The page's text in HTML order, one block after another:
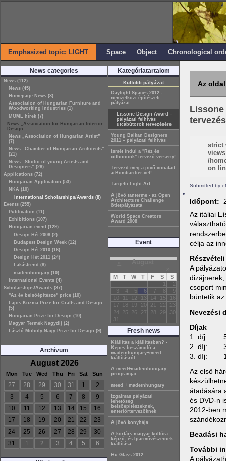
Emphasized topic: LIGHT Space Object Chronological
News categories
News (112)
News (45)
Homepage News (3)
Association of Hungarian Furniture and
Woodworking Industries (1)
MOME hírek (7)
News „Association for Hungarian Interior
Design”
News „Association of Hungarian Artist”
(7)
News „Chamber of Hungarian Architects”
(21)
News „Studio of young Artists and
Designers” (28)
Applications (72)
Hungarian Application (53)
NKA (10)
International Scholarships/Awards (8)
Events (255)
Publication (11)
Exhibitions (107)
Hungarian event (129)
Design Hét 2008 (2)
Budapest Design Week (12)
Design Hét 2010 (16)
Design Hét 2011 (24)
Lakástrend (8)
madeinhungary (10)
International Events (4)
Scholarships/Awards (37)
"Az év belsőépítésze" price (10)
Lajos Kozma Prize for Crafts and Design
(5)
Hungarian Prize for Design (10)
Magyar Termék Nagydíj (2)
László Moholy-Nagy Prize for Design (9)
Archívum
August 2026
Mon Tue Wed Thu Fri Sat Sun
27 28 29 30 31 1
2
3
4 5 6 7 8
9
10
11 12 13 14 15
16
17
18 19 20 21 22
23
24
25 26 27 28 29
30
31
1 2 3 4 5 6
Kategóriatartalom
Külföldi pályázat
Daylight Spaces 2012 -
nemzetközi építészeti
pályázat
Lissone Design Award -
pályázati felhívás
utcabútorok tervezésére
Young Balkan Designers
2011 – pályázati felhívás
Ismét indul a "Réz és
otthonunk" tervező verseny!
Tervezd meg a jövő vonatait
a Bombardier-vel!
Targetti Light Art
A jövő tanterme - az Open
Architecture Challenge
ötletpályázata
World Space Creators
Award 2008
Event
« August
M T W T F S
S
1
2
3
4 5 6 7 8
9
10
11 12 13 14 15
16
17
18 19 20 21 22
23
24
25 26 27 28 29
30
31
Fresh news
Kiállítás a kiállításban? -
Képes beszámoló a
madeinhungary+meed
kiállításról
A meed+madeinhungary
programjai
meed + madeinhungary
Izgalmas pályázati
lehetőség
belsőépítészeknek,
enteriőrtervezőknek
A jövő konyhája
A kortárs magyar kultúra
képző- és Iparművészeinek
kiállítása
Hu Glass 2012
Az
strict
/
on
Submitted by
Időpont:
Az itáliai
célja az
A
csoport
büntetik
Nevezési
Díjak
1. díj:
2. díj:
3. díj:
Az első
átadására
és DVD-n
2012-ben
Beadási
További
A